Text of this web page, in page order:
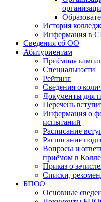
История
Информация в
Сведения об ОО
Абитуриентам
Приёмная
Специальности
Рейтинг
Сведения о
Документы для
Перечень
Информация о
испытаний
Расписание
Расписание
Вопросы и
приёмом в
Приказ о
Списки,
БПОО
Основные